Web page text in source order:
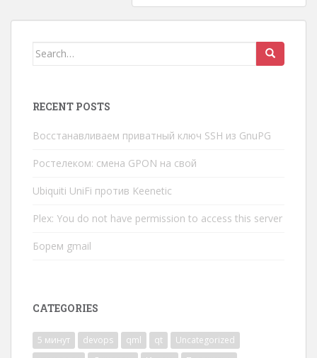
Search
RECENT POSTS
Восстанавливаем приватный ключ SSH из GnuPG
Ростелеком: смена GPON на свой
Ubiquiti UniFi против Keenetic
Plex: You do not have permission to access this server
Борем gmail
CATEGORIES
5 минут devops qml qt
Uncategorized